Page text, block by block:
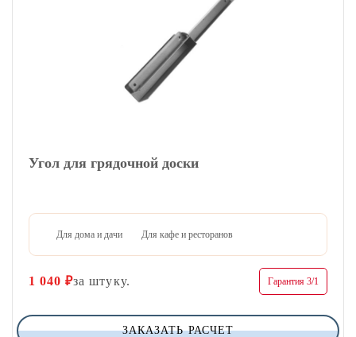
Угол для грядочной доски
Для дома и дачи Для кафе и ресторанов
1 040 ₽за штуку. Гарантия 3/1
ЗАКАЗАТЬ РАСЧЕТ